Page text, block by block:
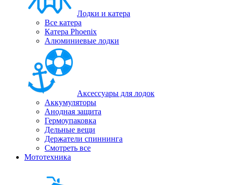
Лодки и катера
Все катера
Катера Phoenix
Алюминиевые лодки
Аксессуары для лодок
Аккумуляторы
Анодная защита
Гермоупаковка
Дельные вещи
Держатели спиннинга
Смотреть все
Мототехника